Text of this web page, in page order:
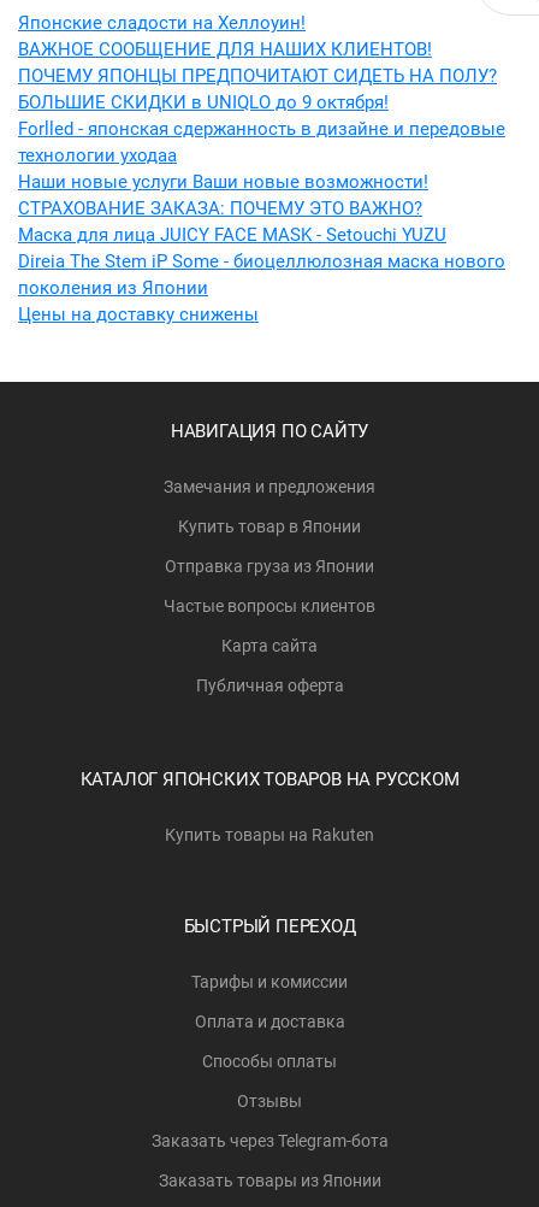
Японские сладости на Хеллоуин!
ВАЖНОЕ СООБЩЕНИЕ ДЛЯ НАШИХ КЛИЕНТОВ!
ПОЧЕМУ ЯПОНЦЫ ПРЕДПОЧИТАЮТ СИДЕТЬ НА ПОЛУ?
БОЛЬШИЕ СКИДКИ в UNIQLO до 9 октября!
Forlled - японская сдержанность в дизайне и передовые
технологии уходаa
Наши новые услуги Ваши новые возможности!
СТРАХОВАНИЕ ЗАКАЗА: ПОЧЕМУ ЭТО ВАЖНО?
Маска для лица JUICY FACE MASK - Setouchi YUZU
Direia The Stem iP Some - биоцеллюлозная маска нового
поколения из Японии
Цены на доставку снижены
НАВИГАЦИЯ ПО САЙТУ
Замечания и предложения
Купить товар в Японии
Отправка груза из Японии
Частые вопросы клиентов
Карта сайта
Публичная оферта
КАТАЛОГ ЯПОНСКИХ ТОВАРОВ НА РУССКОМ
Купить товары на Rakuten
БЫСТРЫЙ ПЕРЕХОД
Тарифы и комиссии
Оплата и доставка
Способы оплаты
Отзывы
Заказать через Telegram-бота
Заказать товары из Японии